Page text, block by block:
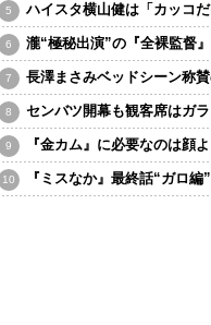
ハイスタ横山健は「カッコだ
瀧“極秘出演”の『全裸監督
長澤まさみベッドシーン称
センバツ開幕も観客席はガ
『金カム』に必要なのは顔
『ミスなか』最終話“ガロ